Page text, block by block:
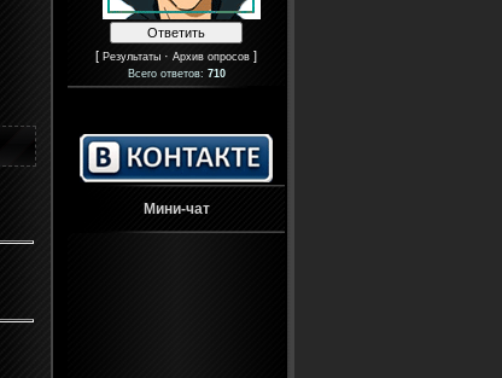
[ Результаты · Архив опросов ]
Всего ответов: 710
Мини-чат